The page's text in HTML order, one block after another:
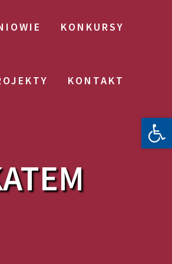
KONKURSY
KONTAKT